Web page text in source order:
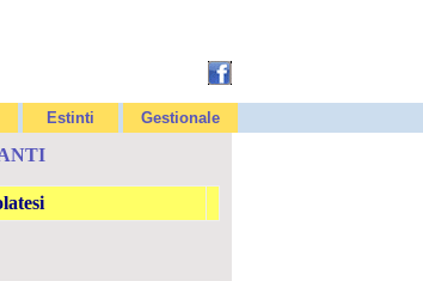
Estinti Gestionale